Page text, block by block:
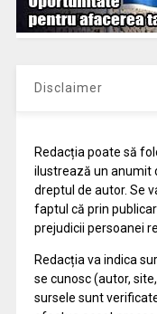
Disclaimer
Redacția poate să
ilustrează un anumit
dreptul de autor. Se
faptul că prin
prejudicii persoanei
Redacția va indica
se cunosc (autor,
sursele sunt